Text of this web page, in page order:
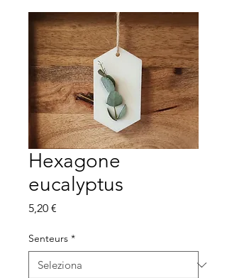
Hexagone
eucalyptus
5,20 €
Senteurs *